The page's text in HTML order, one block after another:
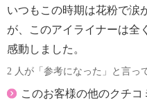
いつもこの時期は花粉で涙
が、このアイライナーは全
感動しました。
2 人が「参考になった」と言っ
このお客様の他のクチコ